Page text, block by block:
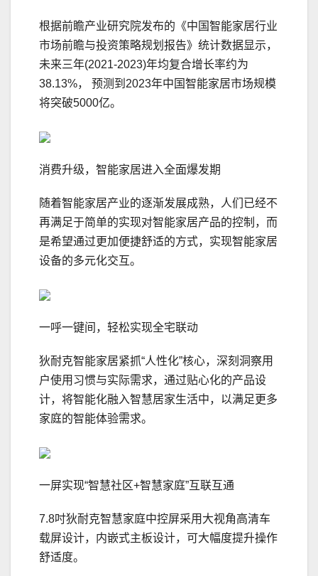
根据前瞻产业研究院发布的《中国智能家居行业
市场前瞻与投资策略规划报告》统计数据显示，
未来三年(2021-2023)年均复合增长率约为
38.13%， 预测到2023年中国智能家居市场规模
将突破5000亿。
消费升级，智能家居进入全面爆发期
随着智能家居产业的逐渐发展成熟，人们已经不
再满足于简单的实现对智能家居产品的控制，而
是希望通过更加便捷舒适的方式，实现智能家居
设备的多元化交互。
一呼一键间，轻松实现全宅联动
狄耐克智能家居紧抓“人性化”核心，深刻洞察用
户使用习惯与实际需求，通过贴心化的产品设
计，将智能化融入智慧居家生活中，以满足更多
家庭的智能体验需求。
一屏实现“智慧社区+智慧家庭”互联互通
7.8吋狄耐克智慧家庭中控屏采用大视角高清车
载屏设计，内嵌式主板设计，可大幅度提升操作
舒适度。